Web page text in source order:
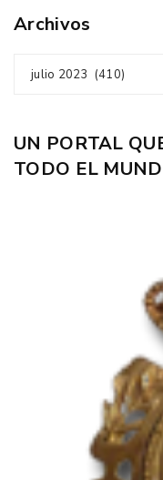
Archivos
julio 2023 (410)
UN PORTAL
TODO EL